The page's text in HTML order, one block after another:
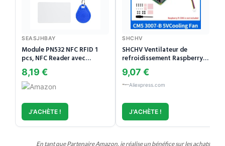
SEASJHBAY
Module PN532 NFC RFID 1
pcs, NFC Reader avec
interfaces SPI I2C UART,
Chip et RFID Chip,
Compatible Arduino, ESP32,
Raspberry Pi, Lecteur pour
projets électroniques
8,19 €
J'ACHÈTE !
SHCHV
SHCHV Ventilateur de
refroidissement Raspberry
Pi CM5 3007-B 5V PWM,
ventilateur à vitesse
réglable, dissipateur
Compute Module 5 IO Board
9,07 €
Aliexpress.com
J'ACHÈTE !
En tant que Partenaire Amazon, je réalise un bénéfice sur les achats